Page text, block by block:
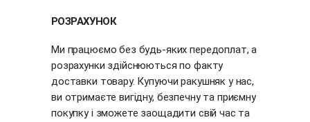
РОЗРАХУНОК
Ми працюємо без будь-яких передоплат, а
розрахунки здійснюються по факту
доставки товару. Купуючи ракушняк у нас,
ви отримаєте вигідну, безпечну та приємну
покупку і зможете заощадити свій час та